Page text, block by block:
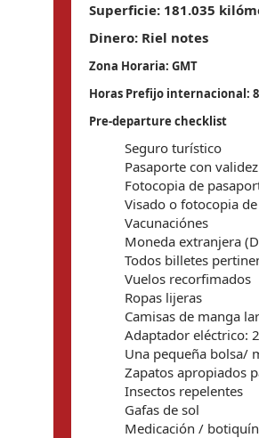
Superficie: 181.035
Dinero: Riel notes
Zona Horaria: GMT
Horas Prefijo internacional:
Pre-departure checklist
Seguro turístico
Pasaporte con
Fotocopia de
Visado o fotocopia
Vacunaciónes
Moneda extranjera
Todos billetes
Vuelos recorfimados
Ropas lijeras
Camisas de manga
Adaptador eléctrico:
Una pequeña bolsa/
Zapatos apropiados
Insectos repelentes
Gafas de sol
Medicación /